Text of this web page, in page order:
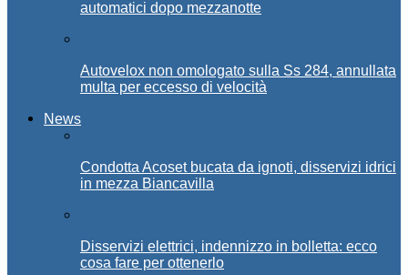
automatici dopo mezzanotte
Autovelox non omologato sulla Ss 284, annullata
multa per eccesso di velocità
News
Condotta Acoset bucata da ignoti, disservizi idrici
in mezza Biancavilla
Disservizi elettrici, indennizzo in bolletta: ecco
cosa fare per ottenerlo